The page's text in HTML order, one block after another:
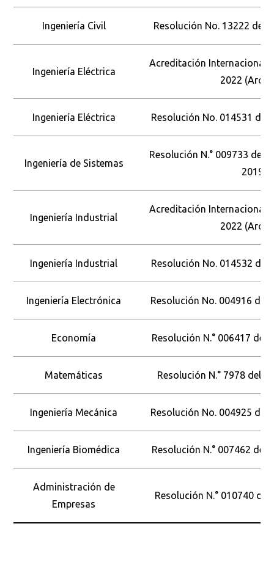
Ingeniería Civil Resolución No. 13222 del
Ingeniería Eléctrica
Acreditación Internacional
2022
Ingeniería Eléctrica Resolución No. 014531 del
Ingeniería de Sistemas
Resolución N.° 009733 del
2019
Ingeniería Industrial
Acreditación Internacional
2022
Ingeniería Industrial Resolución No. 014532 del
Ingeniería Electrónica Resolución No. 004916 del
Economía Resolución N.° 006417 del
Matemáticas Resolución N.° 7978 del
Ingeniería Mecánica Resolución No. 004925 del
Ingeniería Biomédica Resolución N.° 007462 del
Administración de
Empresas
Resolución N.° 010740